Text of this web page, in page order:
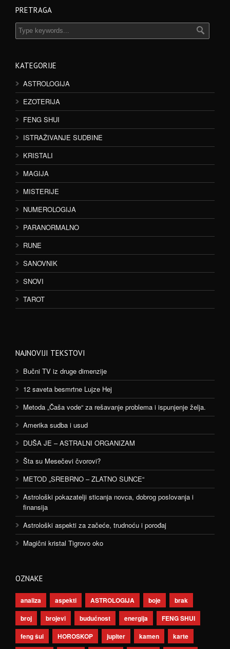
PRETRAGA
KATEGORIJE
ASTROLOGIJA
EZOTERIJA
FENG SHUI
ISTRAŽIVANJE SUDBINE
KRISTALI
MAGIJA
MISTERIJE
NUMEROLOGIJA
PARANORMALNO
RUNE
SANOVNIK
SNOVI
TAROT
NAJNOVIJI TEKSTOVI
Bučni TV iz druge dimenzije
12 saveta besmrtne Lujze Hej
Metoda „Čaša vode“ za rešavanje problema i ispunjenje želja.
Amerika sudba i usud
DUŠA JE – ASTRALNI ORGANIZAM
Šta su Mesečevi čvorovi?
METOD „SREBRNO – ZLATNO SUNCE“
Astrološki pokazatelji sticanja novca, dobrog poslovanja i
finansija
Astrološki aspekti za začeće, trudnoću i porođaj
Magični kristal Tigrovo oko
OZNAKE
analiza aspekti ASTROLOGIJA boje
brak
broj
brojevi budućnost energija
FENG SHUI
feng šui
HOROSKOP jupiter kamen karte